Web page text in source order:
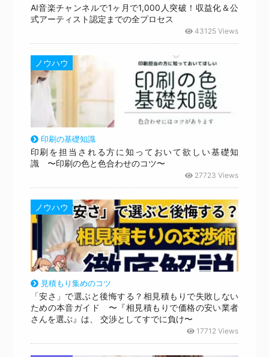
AI音楽チャンネルで1ヶ月で1,000人突破！収益化＆公
式アーティスト認定までの全プロセス
43125 Views
ノウハウ
印刷の基礎知識
印刷を担当される方に知っておいて欲しい基礎知
識 〜印刷の色と色合わせのコツ〜
27723 Views
ノウハウ
見積もり集めのコツ
「安さ」で選ぶと後悔する？相見積もりで失敗しない
ための本音ガイド 〜『相見積もりで価格の安い業者
さんを選ぶ』は、 交渉としてすでに負け〜
17712 Views